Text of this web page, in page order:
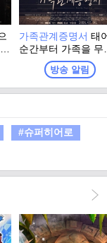
가족관계증명서태
순간부터 가족을 무
뜨린 존재로 낙인찍
한 아이와, 냉혹한
과 운명에 맞서 자
마
방송 알림
#슈퍼히어로